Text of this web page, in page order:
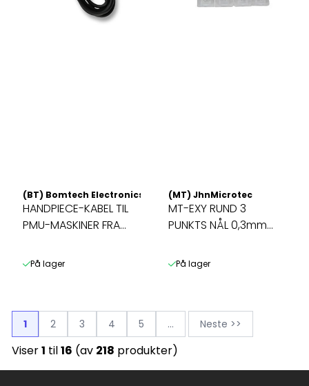
(BT) Bomtech Electronics CO. LTD
HANDPIECE-KABEL TIL
PMU-MASKINER FRA
På lager
(MT) JhnMicrotec
MT-EXY RUND 3
PUNKTS NÅL 0,3mm
På lager
1 2 3 4 5 ... Neste >>
Viser1 til16 (av 218 produkter)